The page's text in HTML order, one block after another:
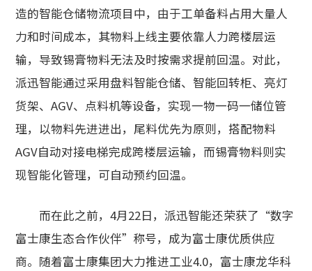
造的智能仓储物流项目中，由于工单备料占用大量人
力和时间成本，其物料上线主要依靠人力跨楼层运
输，导致锡膏物料无法及时按需求提前回温。对此，
派迅智能通过采用盘料智能仓储、智能回转柜、亮灯
货架、AGV、点料机等设备，实现一物一码一储位管
理，以物料先进进出，尾料优先为原则，搭配物料
AGV自动对接电梯完成跨楼层运输，而锡膏物料则实
现智能化管理，可自动预约回温。
而在此之前，4月22日，派迅智能还荣获了“数字
富士康生态合作伙伴”称号，成为富士康优质供应
商。随着富士康集团大力推进工业4.0，富士康龙华科